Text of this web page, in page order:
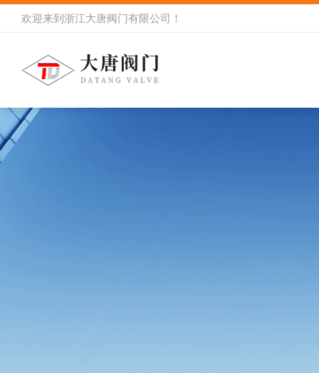
欢迎来到 浙江大唐阀门有限公司 ！